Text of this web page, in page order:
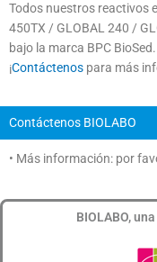
Todos nuestros reactivos
450TX / GLOBAL 240 /
bajo la marca BPC BioSed.
¡Contáctenos para más
Contáctenos BIOLABO
• Más información: por
BIOLABO,